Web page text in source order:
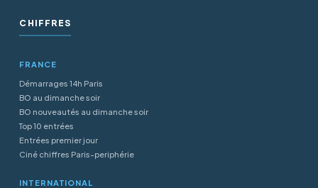
CHIFFRES
FRANCE
Démarrages 14h Paris
BO au dimanche soir
BO nouveautés au dimanche soir
Top 10 entrées
Entrées premier jour
Ciné chiffres Paris-periphérie
INTERNATIONAL